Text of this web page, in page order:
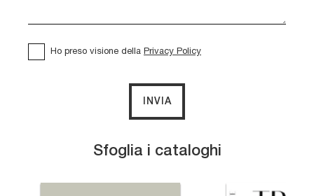
Sfoglia i cataloghi
Ho preso visione della Privacy Policy
INVIA